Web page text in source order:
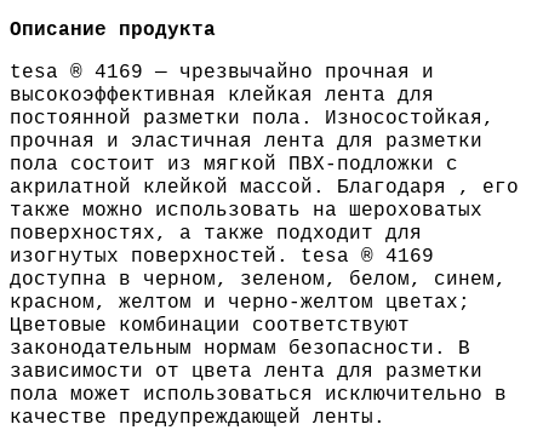
Описание продукта
tesa ® 4169 — чрезвычайно прочная и
высокоэффективная клейкая лента для
постоянной разметки пола. Износостойкая,
прочная и эластичная лента для разметки
пола состоит из мягкой ПВХ-подложки с
акрилатной клейкой массой. Благодаря , его
также можно использовать на шероховатых
поверхностях, а также подходит для
изогнутых поверхностей. tesa ® 4169
доступна в черном, зеленом, белом, синем,
красном, желтом и черно-желтом цветах;
Цветовые комбинации соответствуют
законодательным нормам безопасности. В
зависимости от цвета лента для разметки
пола может использоваться исключительно в
качестве предупреждающей ленты.